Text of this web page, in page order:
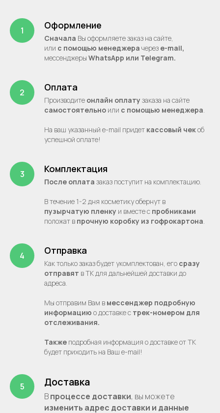
Оформление
Сначала Вы оформляете заказ на сайте,
или с помощью менеджера через e-mail,
месcенджеры WhatsApp или Telegram.
Оплата
Производите онлайн оплату заказа на сайте
самостоятельно или с помощью менеджера.
На ваш указанный e-mail придет кассовый чекоб
успешной оплате!
Комплектация
После оплата заказ поступит на комплектацию.
В течение 1-2 дня косметику обернут в
пузырчатую пленку и вместе с пробниками
положат в прочную коробку из гофрокартона.
Отправка
Как только заказ будет укомплектован, его сразу
отправят в ТК для дальнейшей доставки до
адреса.
Мы отправим Вам в мессенджер подробную
информацию о доставке с трек-номером для
отслеживания.
Также подробная информация о доставке от ТК
будет приходить на Ваш e-mail!
Доставка
Впроцессе доставки, вы можете
изменить адрес доставки и данные